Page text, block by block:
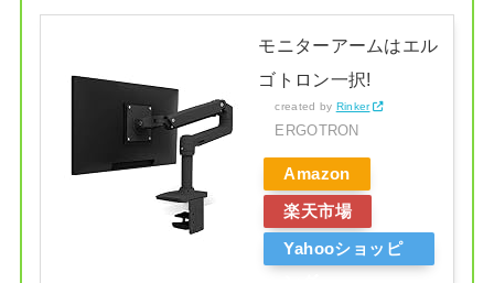
モニターアームはエル
ゴトロン一択!
created by Rinker
ERGOTRON
Amazon
楽天市場
Yahooショッピ